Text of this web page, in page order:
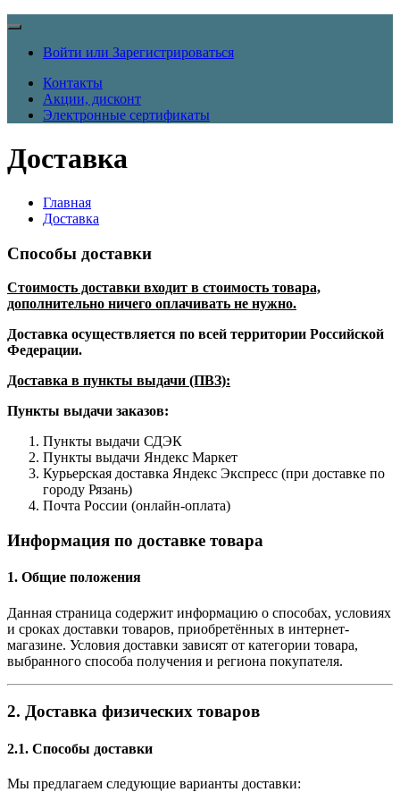
Войти или Зарегистрироваться
Контакты
Акции, дисконт
Электронные сертификаты
Доставка
Главная
Доставка
Способы доставки
Стоимость доставки входит в стоимость товара,
дополнительно ничего оплачивать не нужно.
Доставка осуществляется по всей территории Российской
Федерации.
Доставка в пункты выдачи (ПВЗ):
Пункты выдачи заказов:
Пункты выдачи СДЭК
Пункты выдачи Яндекс Маркет
Курьерская доставка Яндекс Экспресс (при доставке по
городу Рязань)
Почта России (онлайн-оплата)
Информация по доставке товара
1. Общие положения
Данная страница содержит информацию о способах, условиях
и сроках доставки товаров, приобретённых в интернет-
магазине. Условия доставки зависят от категории товара,
выбранного способа получения и региона покупателя.
2. Доставка физических товаров
2.1. Способы доставки
Мы предлагаем следующие варианты доставки: